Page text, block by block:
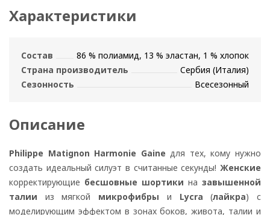
Характеристики
Состав
86 % полиамид, 13 % эластан, 1 % хлопок
Страна производитель
Сербия (Италия)
Сезонность
Всесезонный
Описание
Philippe Matignon Harmonie Gaine для тех, кому нужно
создать идеальный силуэт в считанные секунды! Женские
корректирующие бесшовные шортики на завышенной
талии из мягкой микрофибры и Lycra(лайкра) с
моделирующим эффектом в зонах боков, живота, талии и